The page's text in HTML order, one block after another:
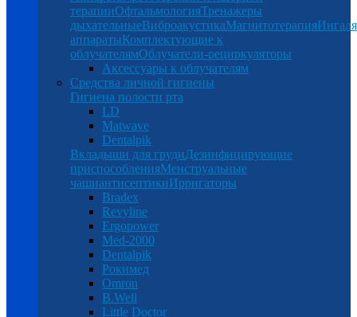
терапииОфтальмологияТренажеры
дыхательныеВиброакустикаМагнитотерапия
аппаратыКомплектующие к
облучателямОблучатели-рециркуляторы
Аксессуары к облучателям
Средства личной гигиены
Гигиена полости рта
LD
Matwave
Dentalpik
Вкладыши для грудиДезинфицирующие
приспособленияМенструальные
чашиантисептикиИрригаторы
Bradex
Revyline
Ergopower
Med-2000
Dentalpik
Рокимед
Omron
B.Well
Little Doctor